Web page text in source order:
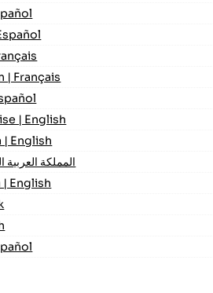
| Français
| English
| English
المملكة
English